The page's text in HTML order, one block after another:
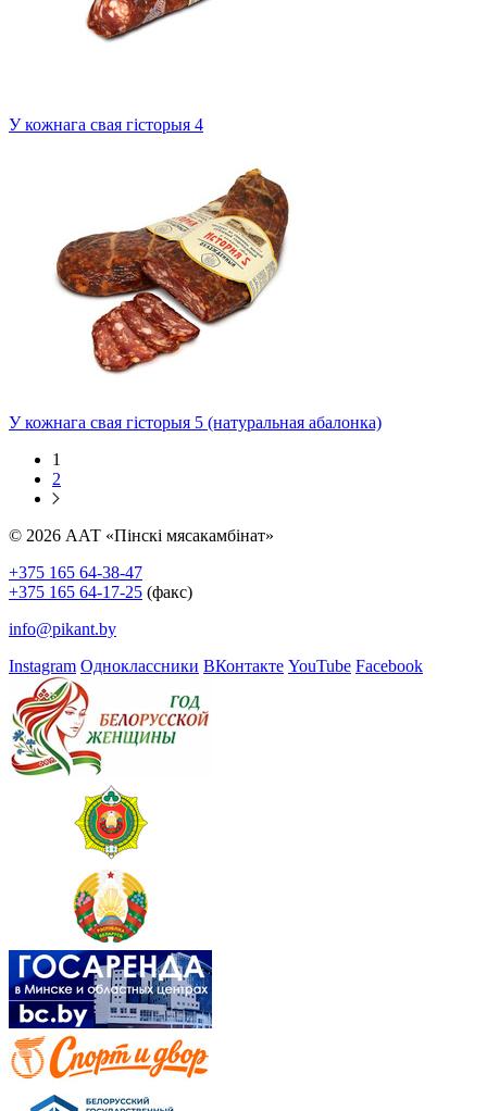
У кожнага свая гісторыя 4
У кожнага свая гісторыя 5 (натуральная абалонка)
1
2
© 2026 ААТ «Пінскі мясакамбінат»
+375 165 64-38-47
+375 165 64-17-25 (факс)
info@pikant.by
Instagram Одноклассники ВКонтакте YouTube Facebook